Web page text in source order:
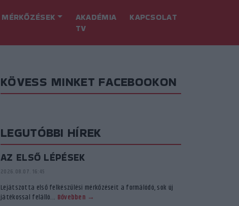
MÉRKŐZÉSEK
AKADÉMIA
TV
KAPCSOLAT
KÖVESS MINKET FACEBOOKON
LEGUTÓBBI HÍREK
AZ ELSŐ LÉPÉSEK
2026.08.07. 16:45
Lejátszotta első felkészülési mérkőzéseit a formálódó, sok új
játékossal felálló... Bővebben →